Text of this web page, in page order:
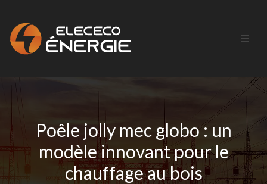
Poêle jolly mec globo : un
modèle innovant pour le
chauffage au bois